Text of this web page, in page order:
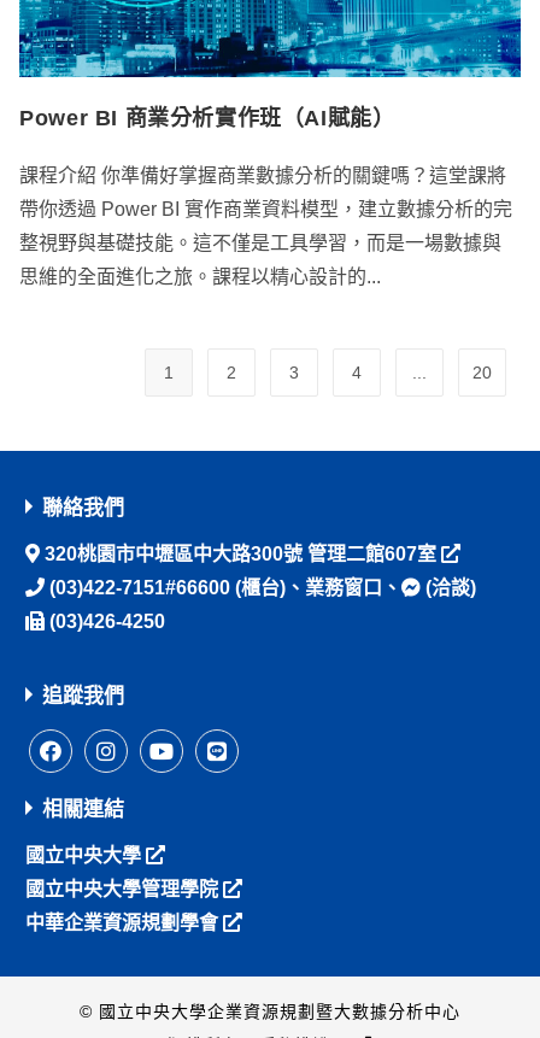
Power BI 商業分析實作班（AI賦能）
課程介紹 你準備好掌握商業數據分析的關鍵嗎？這堂課將
帶你透過 Power BI 實作商業資料模型，建立數據分析的完
整視野與基礎技能。這不僅是工具學習，而是一場數據與
思維的全面進化之旅。課程以精心設計的...
1 2 3 4 20
聯絡我們
320桃園市中壢區中大路300號 管理二館607室
(03)422-7151#66600 (櫃台)、 業務窗口 、
(洽談)
(03)426-4250
追蹤我們
相關連結
國立中央大學
國立中央大學管理學院
中華企業資源規劃學會
© 國立中央大學企業資源規劃暨大數據分析中心